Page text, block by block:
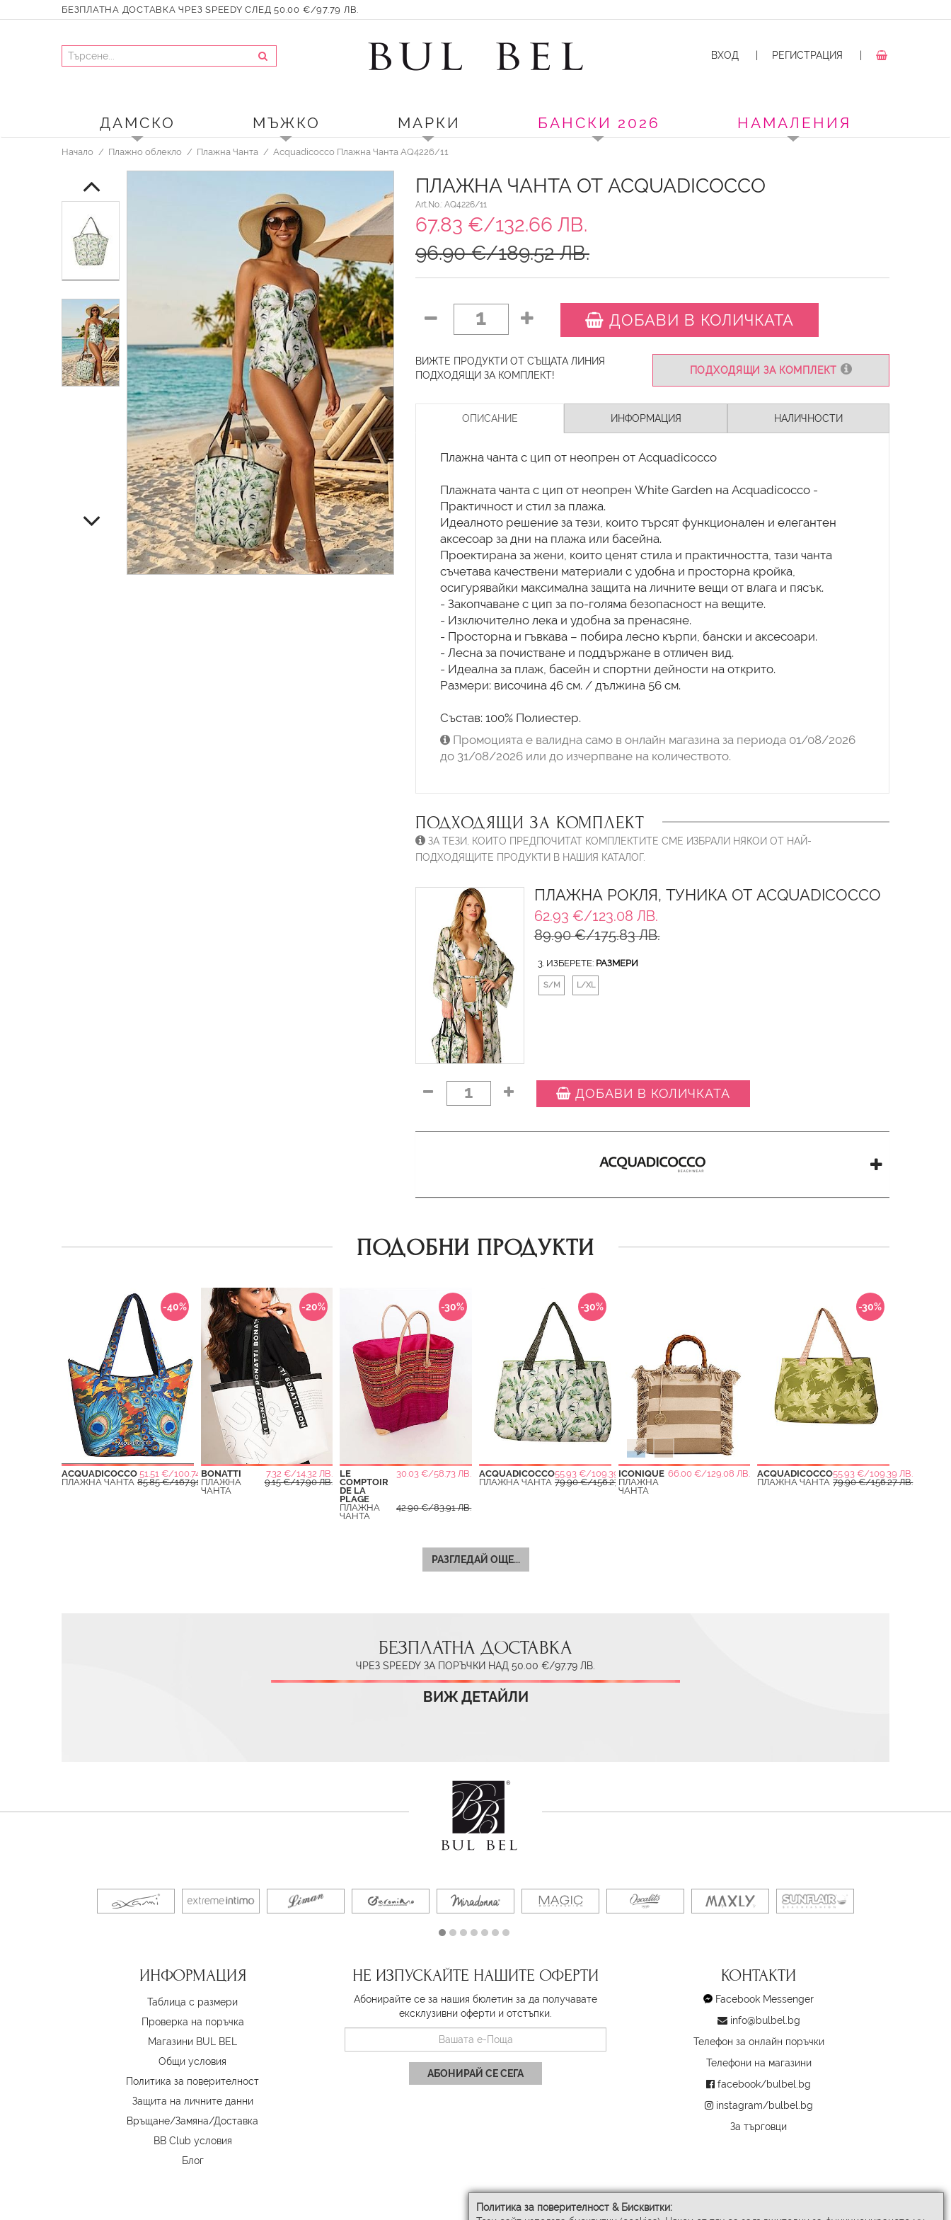
Политика за поверителност & Бисквитки:
БЕЗПЛАТНА ДОСТАВКА ЧРЕЗ SPEEDY СЛЕД 50.00 €/97.79 ЛВ.
ВХОД РЕГИСТРАЦИЯ
ДАМСКО МЪЖКО МАРКИ БАНСКИ 2026 НАМАЛЕНИЯ
Начало Плажно облекло Плажна Чанта Acquadicocco Плажна Чанта AQ4226/11
ПЛАЖНА ЧАНТА ОТ ACQUADICOCCO
Art.No.: AQ4226/11
67.83 €/132.66 ЛВ.
96.90 €/189.52 ЛВ.
1 ДОБАВИ В КОЛИЧКАТА
ПОДХОДЯЩИ ЗА КОМПЛЕКТ
ВИЖТЕ ПРОДУКТИ ОТ СЪЩАТА ЛИНИЯ
ПОДХОДЯЩИ ЗА КОМПЛЕКТ!
ОПИСАНИЕ ИНФОРМАЦИЯ НАЛИЧНОСТИ
Плажна чанта с цип от неопрен от Acquadicocco
Плажната чанта с цип от неопрен White Garden на Acquadicocco -
Практичност и стил за плажа.
Идеалното решение за тези, които търсят функционален и елегантен
аксесоар за дни на плажа или басейна.
Проектирана за жени, които ценят стила и практичността, тази чанта
съчетава качествени материали с удобна и просторна кройка,
осигурявайки максимална защита на личните вещи от влага и пясък.
- Закопчаване с цип за по-голяма безопасност на вещите.
- Изключително лека и удобна за пренасяне.
- Просторна и гъвкава – побира лесно кърпи, бански и аксесоари.
- Лесна за почистване и поддържане в отличен вид.
- Идеална за плаж, басейн и спортни дейности на открито.
Размери: височина 46 см. / дължина 56 см.
Състав: 100% Полиестер.
Промоцията е валидна само в онлайн магазина за периода 01/08/2026
до 31/08/2026 или до изчерпване на количеството.
ПОДХОДЯЩИ ЗА КОМПЛЕКТ
ЗА ТЕЗИ, КОИТО ПРЕДПОЧИТАТ КОМПЛЕКТИТЕ СМЕ ИЗБРАЛИ НЯКОИ ОТ НАЙ-
ПОДХОДЯЩИТЕ ПРОДУКТИ В НАШИЯ КАТАЛОГ.
ПЛАЖНА РОКЛЯ, ТУНИКА ОТ ACQUADICOCCO
62.93 €/123.08 ЛВ.
89.90 €/175.83 ЛВ.
3. ИЗБЕРЕТЕ: РАЗМЕРИ
S/M L/XL
1 ДОБАВИ В КОЛИЧКАТА
ПОДОБНИ ПРОДУКТИ
-40%
ACQUADICOCCO 51.51 €/100.74 ЛВ.
ПЛАЖНА ЧАНТА 85.85 €/167.91 ЛВ.
-20%
BONATTI
7.32 €/14.32 ЛВ.
ПЛАЖНА
ЧАНТА
9.15 €/17.90 ЛВ.
-30%
LE
COMPTOIR
DE LA
PLAGE
30.03 €/58.73 ЛВ.
ПЛАЖНА
ЧАНТА
42.90 €/83.91 ЛВ.
-30%
ACQUADICOCCO55.93 €/109.39 ЛВ.
ПЛАЖНА ЧАНТА 79.90 €/156.27 ЛВ.
ICONIQUE 66.00 €/129.08 ЛВ.
ПЛАЖНА
ЧАНТА
-30%
ACQUADICOCCO55.93 €/109.39 ЛВ.
ПЛАЖНА ЧАНТА 79.90 €/156.27 ЛВ.
РАЗГЛЕДАЙ ОЩЕ...
БЕЗПЛАТНА ДОСТАВКА
ЧРЕЗ SPEEDY ЗА ПОРЪЧКИ НАД 50.00 €/97.79 ЛВ.
ВИЖ ДЕТАЙЛИ
ИНФОРМАЦИЯ
Таблица с размери
Проверка на поръчка
Магазини BUL BEL
Oбщи условия
Политика за поверителност
Защита на личните данни
Връщане/Замяна/Доставка
BB Club условия
Блог
НЕ ИЗПУСКАЙТЕ НАШИТЕ ОФЕРТИ
Абонирайте се за нашия бюлетин за да получавате
ексклузивни оферти и отстъпки.
АБОНИРАЙ СЕ СЕГА
КОНТАКТИ
Facebook Messenger
info@bulbel.bg
Телефон за онлайн поръчки
Телефони на магазини
facebook/bulbel.bg
instagram/bulbel.bg
За търговци